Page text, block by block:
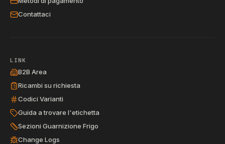
Contattaci
LINK
B2B Area
Ricambi su richiesta
Codici Varianti
Guida a trovare l'etichetta
Sezioni Guarnizione Frigo
Change Logs